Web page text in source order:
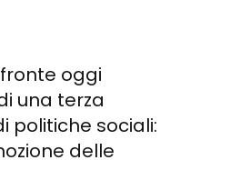
oggi
una terza
politiche sociali:
delle